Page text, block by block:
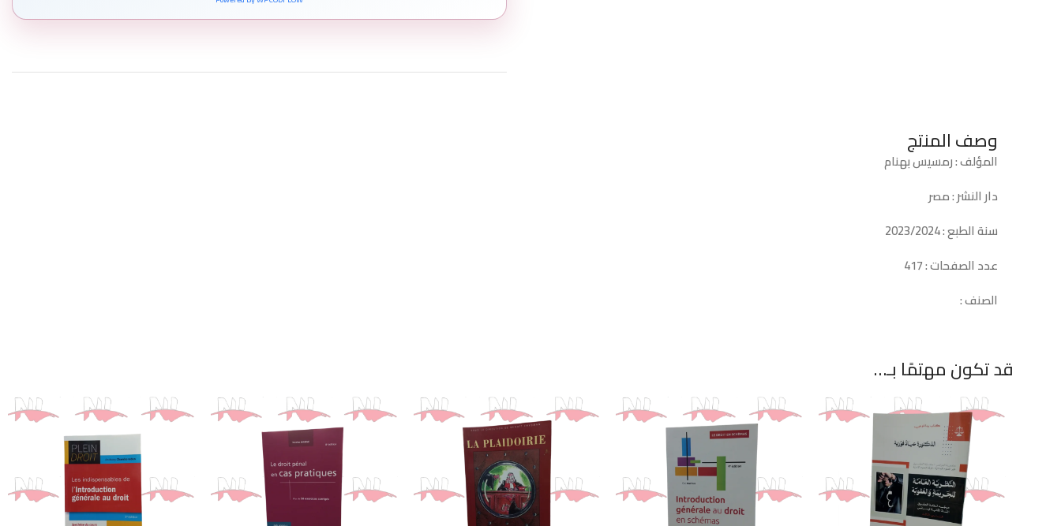
وصف المنتج
المؤلف : رمسيس بهنام
دار النشر : مصر
سنة الطبع : 2023/2024
عدد الصفحات : 417
الصنف :
قد تكون مهتمًا بـ…